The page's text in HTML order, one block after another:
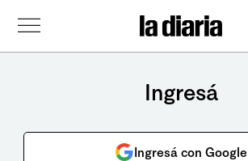
Ingresá
Ingresá con Google